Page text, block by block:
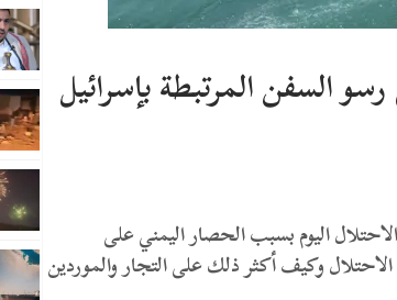
السفن المرتبطة بإسرائيل
اليوم بسبب الحصار اليمني على
وكيف أكثر ذلك على التجار والموردين